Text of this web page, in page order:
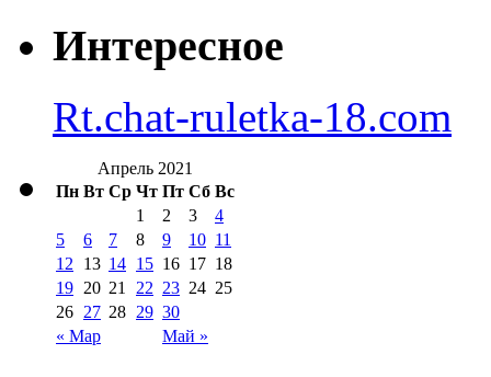
Интересное
Rt.chat-ruletka-18.com
Апрель 2021
Пн Вт Ср Чт Пт Сб Вс
« Мар Май »
1 2 3
4
5
6 7 8 9 10 11
12
13 14 15 16 17 18
19 20 21 22 23 24 25
26 27 28 29 30